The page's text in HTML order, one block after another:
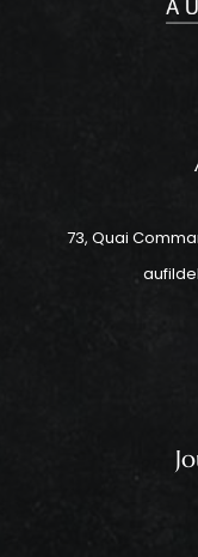
73, Quai